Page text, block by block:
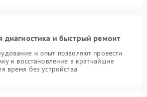
диагностика и быстрый ремонт
и опыт позволяют провести
и восстановление в кратчайшие
время без устройства